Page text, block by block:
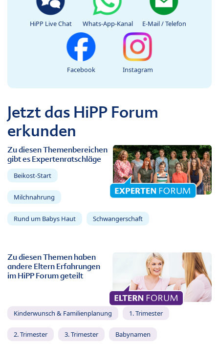
HiPP Live Chat Whats-App-Kanal E-Mail / Telefon
Facebook Instagram
Jetzt das HiPP Forum
erkunden
Zu diesen Themenbereichen
gibt es Expertenratschläge
Beikost-Start
Milchnahrung
Rund um Babys Haut Schwangerschaft
Zu diesen Themen haben
andere Eltern Erfahrungen
im HiPP Forum geteilt
Kinderwunsch & Familienplanung 1. Trimester
2. Trimester 3. Trimester Babynamen